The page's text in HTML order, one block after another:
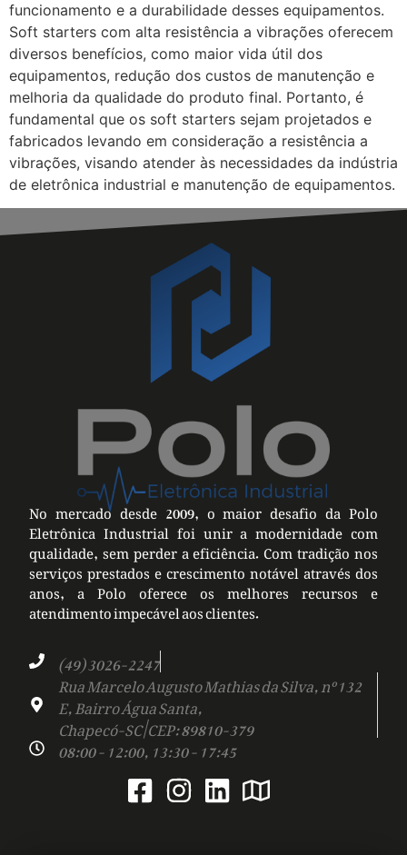
funcionamento e a durabilidade desses equipamentos.
Soft starters com alta resistência a vibrações oferecem
diversos benefícios, como maior vida útil dos
equipamentos, redução dos custos de manutenção e
melhoria da qualidade do produto final. Portanto, é
fundamental que os soft starters sejam projetados e
fabricados levando em consideração a resistência a
vibrações, visando atender às necessidades da indústria
de eletrônica industrial e manutenção de equipamentos.
No mercado desde 2009, o maior desafio da Polo
Eletrônica Industrial foi unir a modernidade com
qualidade, sem perder a eficiência. Com tradição nos
serviços prestados e crescimento notável através dos
anos, a Polo oferece os melhores recursos e
atendimento impecável aos clientes.
(49) 3026-2247
Rua Marcelo Augusto Mathias da Silva, nº 132
E, Bairro Água Santa,
Chapecó-SC | CEP: 89810-379
08:00 - 12:00, 13:30 - 17:45